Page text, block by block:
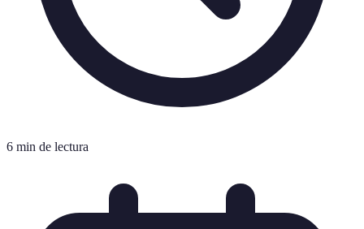
6 min de lectura